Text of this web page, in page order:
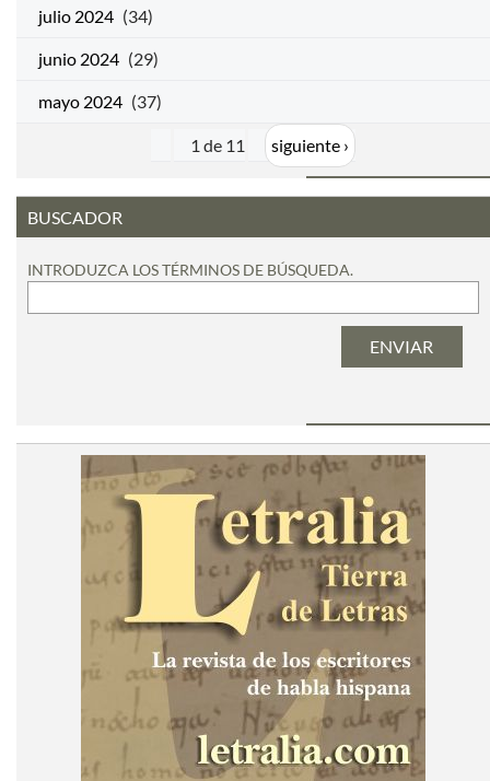
julio 2024 (34)
junio 2024 (29)
mayo 2024 (37)
1 de 11 siguiente ›
BUSCADOR
INTRODUZCA LOS TÉRMINOS DE BÚSQUEDA.